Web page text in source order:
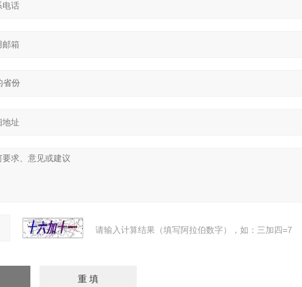
请输入计算结果（填写阿拉伯数字），如：三加四=7